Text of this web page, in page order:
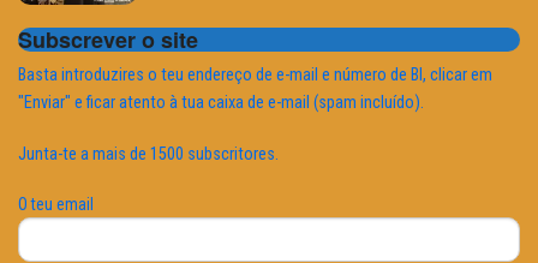
Subscrever o site
Basta introduzires o teu endereço de e-mail e número de BI, clicar em
"Enviar" e ficar atento à tua caixa de e-mail (spam incluído).
Junta-te a mais de 1500 subscritores.
O teu email